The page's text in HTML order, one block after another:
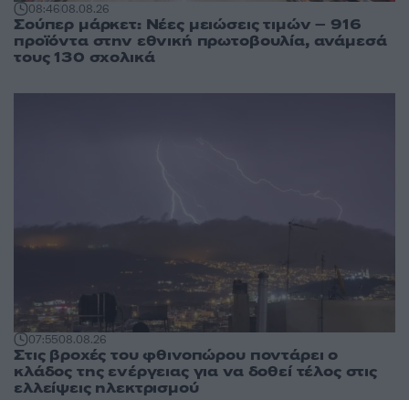
08:4608.08.26
Σούπερ μάρκετ: Νέες μειώσεις τιμών – 916
προϊόντα στην εθνική πρωτοβουλία, ανάμεσά
τους 130 σχολικά
07:5508.08.26
Στις βροχές του φθινοπώρου ποντάρει ο
κλάδος της ενέργειας για να δοθεί τέλος στις
ελλείψεις ηλεκτρισμού